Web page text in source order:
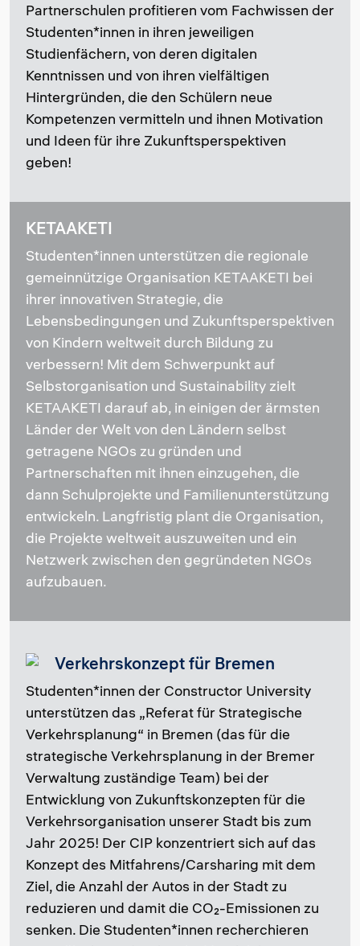
Partnerschulen profitieren vom Fachwissen der
Studenten*innen in ihren jeweiligen
Studienfächern, von deren digitalen
Kenntnissen und von ihren vielfältigen
Hintergründen, die den Schülern neue
Kompetenzen vermitteln und ihnen Motivation
und Ideen für ihre Zukunftsperspektiven
geben!
KETAAKETI
Studenten*innen unterstützen die regionale
gemeinnützige Organisation KETAAKETI bei
ihrer innovativen Strategie, die
Lebensbedingungen und Zukunftsperspektiven
von Kindern weltweit durch Bildung zu
verbessern! Mit dem Schwerpunkt auf
Selbstorganisation und Sustainability zielt
KETAAKETI darauf ab, in einigen der ärmsten
Länder der Welt von den Ländern selbst
getragene NGOs zu gründen und
Partnerschaften mit ihnen einzugehen, die
dann Schulprojekte und Familienunterstützung
entwickeln. Langfristig plant die Organisation,
die Projekte weltweit auszuweiten und ein
Netzwerk zwischen den gegründeten NGOs
aufzubauen.
Verkehrskonzept für Bremen
Studenten*innen der Constructor University
unterstützen das „Referat für Strategische
Verkehrsplanung“ in Bremen (das für die
strategische Verkehrsplanung in der Bremer
Verwaltung zuständige Team) bei der
Entwicklung von Zukunftskonzepten für die
Verkehrsorganisation unserer Stadt bis zum
Jahr 2025! Der CIP konzentriert sich auf das
Konzept des Mitfahrens/Carsharing mit dem
Ziel, die Anzahl der Autos in der Stadt zu
reduzieren und damit die CO₂-Emissionen zu
senken. Die Studenten*innen recherchieren